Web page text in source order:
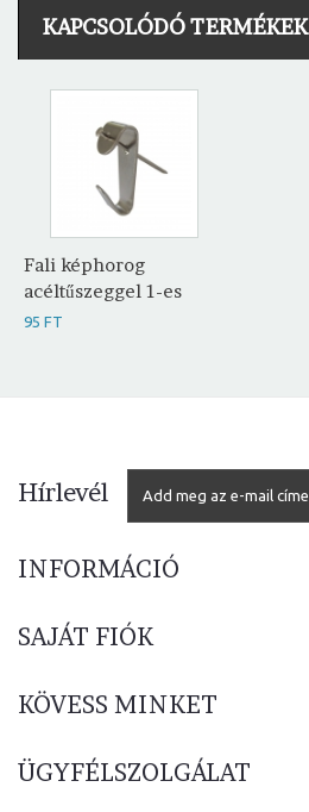
KAPCSOLÓDÓ TERMÉKEK
Fali képhorog
acéltűszeggel 1-es
95 FT
Hírlevél
INFORMÁCIÓ
SAJÁT FIÓK
KÖVESS MINKET
ÜGYFÉLSZOLGÁLAT